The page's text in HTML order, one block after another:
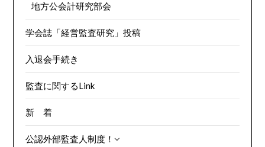
地方公会計研究部会
学会誌「経営監査研究」投稿
入退会手続き
監査に関するLink
新 着
公認外部監査人制度！